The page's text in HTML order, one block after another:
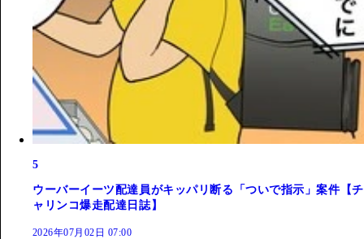
5
ウーバーイーツ配達員がキッパリ断る「ついで指示」案件【チ
ャリンコ爆走配達日誌】
2026年07月02日 07:00